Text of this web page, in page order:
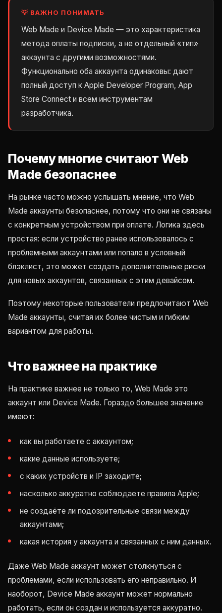
💡 ВАЖНО ПОНИМАТЬ
Web Made и Device Made — это характеристика
метода оплаты подписки, а не отдельный «тип»
аккаунта с другими возможностями.
Функционально оба аккаунта одинаковы: дают
полный доступ к Apple Developer Program, App
Store Connect и всем инструментам
разработчика.
Почему многие считают Web
Made безопаснее
На рынке часто можно услышать мнение, что Web
Made аккаунты безопаснее, потому что они не связаны
с конкретным устройством при оплате. Логика здесь
простая: если устройство ранее использовалось с
проблемными аккаунтами или попало в условный
блэклист, это может создать дополнительные риски
для новых аккаунтов, связанных с этим девайсом.
Поэтому некоторые пользователи предпочитают Web
Made аккаунты, считая их более чистым и гибким
вариантом для работы.
Что важнее на практике
На практике важнее не только то, Web Made это
аккаунт или Device Made. Гораздо большее значение
имеют:
как вы работаете с аккаунтом;
какие данные используете;
с каких устройств и IP заходите;
насколько аккуратно соблюдаете правила Apple;
не создаёте ли подозрительные связи между
аккаунтами;
какая история у аккаунта и связанных с ним данных.
Даже Web Made аккаунт может столкнуться с
проблемами, если использовать его неправильно. И
наоборот, Device Made аккаунт может нормально
работать, если он создан и используется аккуратно.